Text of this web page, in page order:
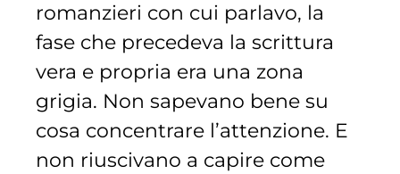
romanzieri con cui parlavo, la
fase che precedeva la scrittura
vera e propria era una zona
grigia. Non sapevano bene su
cosa concentrare l’attenzione. E
non riuscivano a capire come